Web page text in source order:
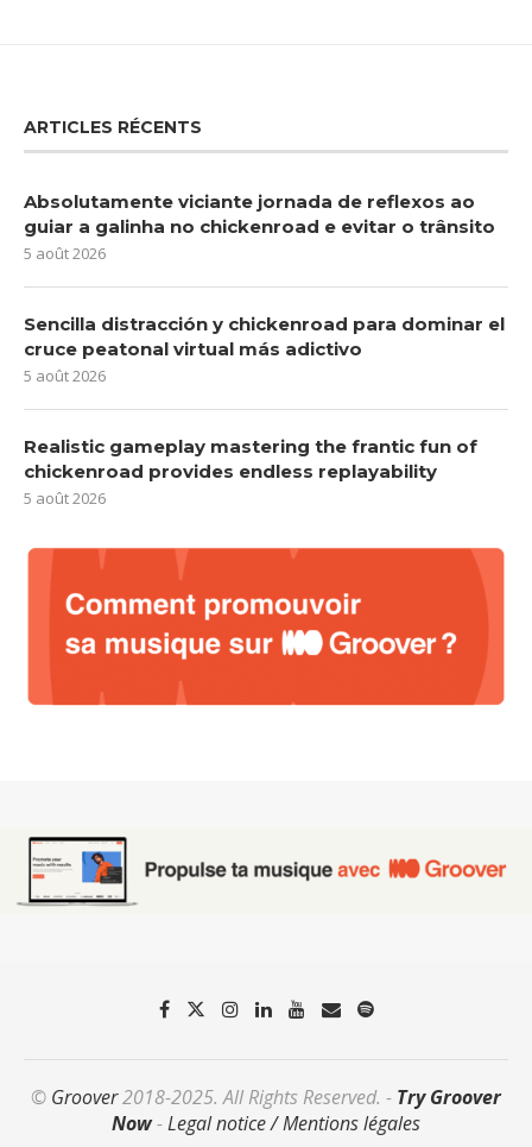
ARTICLES RÉCENTS
Absolutamente viciante jornada de reflexos ao
guiar a galinha no chickenroad e evitar o trânsito
5 août 2026
Sencilla distracción y chickenroad para dominar el
cruce peatonal virtual más adictivo
5 août 2026
Realistic gameplay mastering the frantic fun of
chickenroad provides endless replayability
5 août 2026
© Groover2018-2025. All Rights Reserved. - Try Groover
Now-Legal notice / Mentions légales